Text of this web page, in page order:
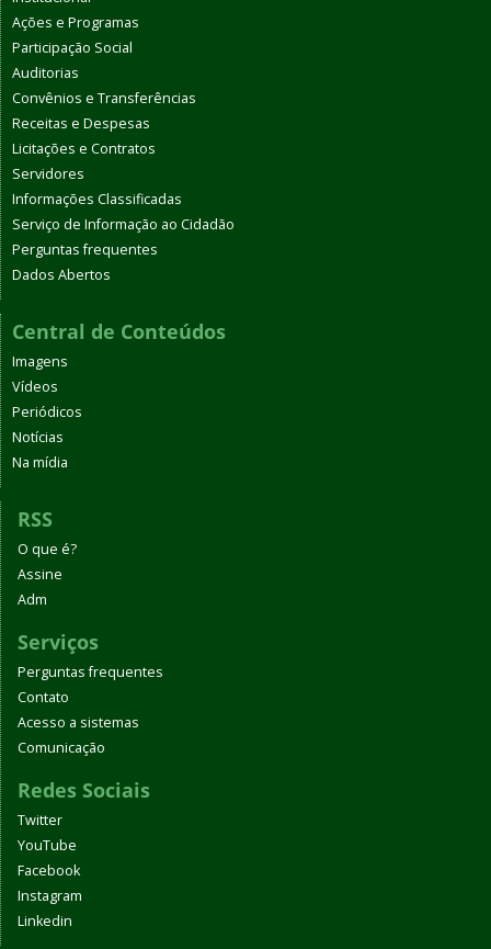
Ações e Programas
Participação Social
Auditorias
Convênios e Transferências
Receitas e Despesas
Licitações e Contratos
Servidores
Informações Classificadas
Serviço de Informação ao Cidadão
Perguntas frequentes
Dados Abertos
Central de Conteúdos
Imagens
Vídeos
Periódicos
Notícias
Na mídia
RSS
O que é?
Assine
Adm
Serviços
Perguntas frequentes
Contato
Acesso a sistemas
Comunicação
Redes Sociais
Twitter
YouTube
Facebook
Instagram
Linkedin